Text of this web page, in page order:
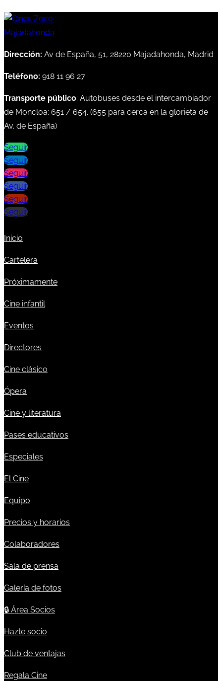
Dirección: Av de España, 51, 28220 Majadahonda, Madrid
Teléfono: 918 11 96 27
Transporte público: Autobuses desde el intercambiador
de Moncloa: 651 / 654. (655 para cerca en la glorieta de
Av. de España)
Seguir
Seguir
Seguir
Seguir
Seguir
Seguir
Inicio
Cartelera
Próximamente
Cine infantil
Eventos
Directores
Cine clásico
Ópera
Cine y literatura
Pases educativos
Especiales
El Cine
Equipo
Precios y horarios
Colaboradores
Sala de prensa
Galería de fotos
🔒 Área Socios
Hazte socio
Club de ventajas
Regala Cine